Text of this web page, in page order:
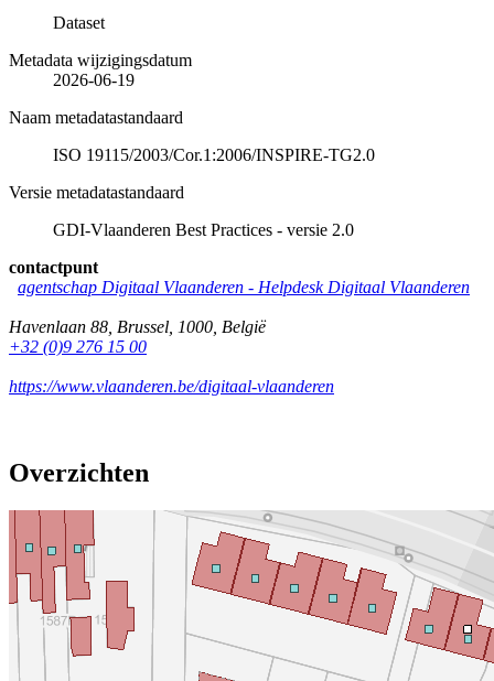
Dataset
Metadata wijzigingsdatum
2026-06-19
Naam metadatastandaard
ISO 19115/2003/Cor.1:2006/INSPIRE-TG2.0
Versie metadatastandaard
GDI-Vlaanderen Best Practices - versie 2.0
contactpunt
agentschap Digitaal Vlaanderen - Helpdesk Digitaal Vlaanderen
Havenlaan 88 Brussel 1000 België
+32 (0)9 276 15 00
https://www.vlaanderen.be/digitaal-vlaanderen
Overzichten